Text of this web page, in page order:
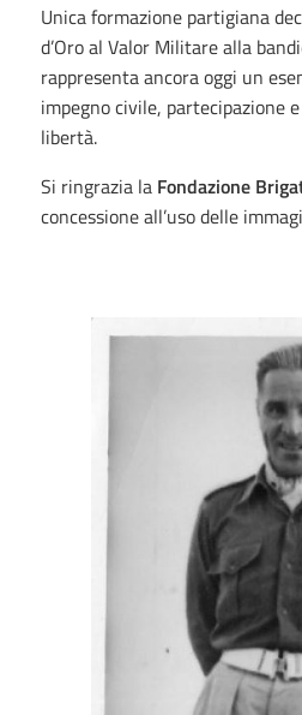
Unica formazione partigiana
d’Oro al Valor Militare alla
rappresenta ancora oggi un
impegno civile, partecipazione
libertà.
Si ringrazia la Fondazione
concessione all’uso delle